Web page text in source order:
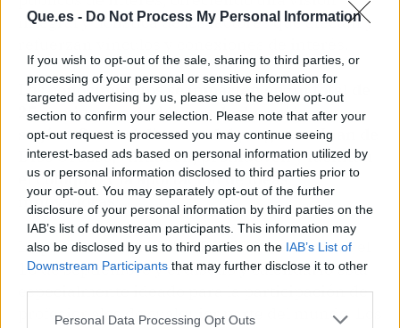
Que.es - Do Not Process My Personal Information
If you wish to opt-out of the sale, sharing to third parties, or
processing of your personal or sensitive information for
targeted advertising by us, please use the below opt-out
section to confirm your selection. Please note that after your
opt-out request is processed you may continue seeing
interest-based ads based on personal information utilized by
us or personal information disclosed to third parties prior to
your opt-out. You may separately opt-out of the further
disclosure of your personal information by third parties on the
IAB’s list of downstream participants. This information may
also be disclosed by us to third parties on the IAB’s List of
Downstream Participants that may further disclose it to other
Personal Data Processing Opt Outs
integral y holística de los factores que afectan y
Los conocimientos se imparten en un total de
25 seminarios de 4 horas de duración que,
según afirma el director del programa Juan de
Dios Orozco, "inducen, promueven y facilitan
el coloquio y la aportación de ideas
innovadoras"
La primera edición de PRODIGA! comenzará el
16 de septiembre y el diseño y calendario está
especialmente ideado para la participación de
profesionales de cualquier parte del mundo. Los